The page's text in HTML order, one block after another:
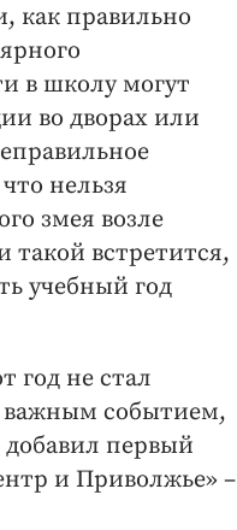
как правильно
в школу могут
во дворах или
нельзя
змея возле
такой встретится,
учебный год
год не стал
важным событием,
добавил первый
и Приволжье» –